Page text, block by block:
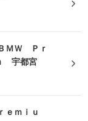
ＭＷ Ｐｒ
宇都宮
ｍｉｕ